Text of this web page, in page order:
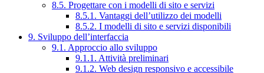
8.5. Progettare con i modelli di sito e servizi
8.5.1. Vantaggi dell’utilizzo dei modelli
8.5.2. I modelli di sito e servizi disponibili
9. Sviluppo dell’interfaccia
9.1. Approccio allo sviluppo
9.1.1. Attività preliminari
9.1.2. Web design responsivo e accessibile